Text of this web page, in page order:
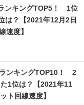
ンキングTOP5！ 1位
は？【2021年12月2日
速度】
ランキングTOP10！ 2
1位は？【2021年11
ト回線速度】